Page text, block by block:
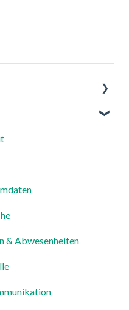
& Abwesenheiten